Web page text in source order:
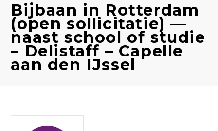
Bijbaan in Rotterdam
(open sollicitatie) —
naast school of studie
– Delistaff – Capelle
aan den IJssel